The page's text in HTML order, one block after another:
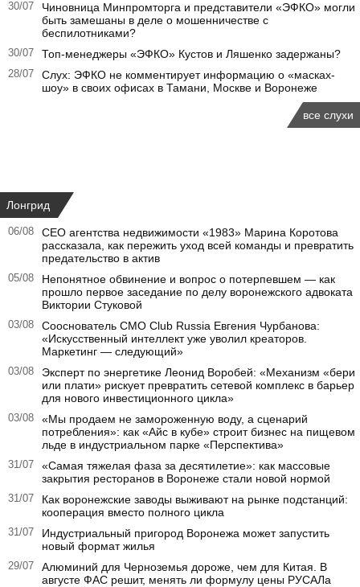
30/07
Чиновница Минпромторга и представители «ЭФКО» могли
быть замешаны в деле о мошенничестве с
беспилотниками?
30/07 Топ-менеджеры «ЭФКО» Кустов и Ляшенко задержаны?
28/07
Слух: ЭФКО не комментирует информацию о «масках-
шоу» в своих офисах в Тамани, Москве и Воронеже
все слухи
Лонгрид
06/08
CEO агентства недвижимости «1983» Марина Коротова
рассказала, как пережить уход всей команды и превратить
предательство в актив
05/08
Непонятное обвинение и вопрос о потерпевшем — как
прошло первое заседание по делу воронежского адвоката
Виктории Стуковой
03/08
Сооснователь CMO Club Russia Евгения Чурбанова:
«Искусственный интеллект уже уволил креаторов.
Маркетинг — следующий»
03/08
Эксперт по энергетике Леонид Воробей: «Механизм «бери
или плати» рискует превратить сетевой комплекс в барьер
для нового инвестиционного цикла»
03/08
«Мы продаем не замороженную воду, а сценарий
потребления»: как «Айс в кубе» строит бизнес на пищевом
льде в индустриальном парке «Перспектива»
31/07
«Самая тяжелая фаза за десятилетие»: как массовые
закрытия ресторанов в Воронеже стали новой нормой
31/07
Как воронежские заводы выживают на рынке подстанций:
кооперация вместо полного цикла
31/07
Индустриальный пригород Воронежа может запустить
новый формат жилья
29/07
Алюминий для Черноземья дороже, чем для Китая. В
августе ФАС решит, менять ли формулу цены РУСАЛа